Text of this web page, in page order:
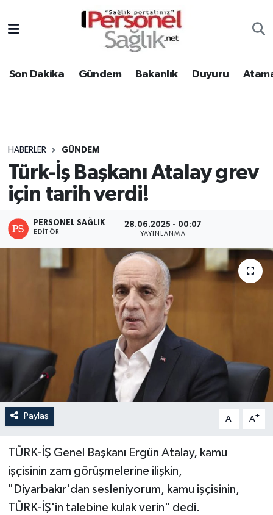
Son Dakika Gündem Bakanlık Duyuru
HABERLER GÜNDEM
Türk-İş Başkanı Atalay grev
için tarih verdi!
PERSONEL SAĞLIK
EDITÖR
28.06.2025 - 00:07
YAYINLANMA
Paylaş A- A+
TÜRK-İŞ Genel Başkanı Ergün Atalay, kamu
işçisinin zam görüşmelerine ilişkin,
"Diyarbakır'dan sesleniyorum, kamu işçisinin,
TÜRK-İŞ'in talebine kulak verin" dedi.
Gündem
Atamalar
Mevzuat
Sendika
Kpss - Sınav
Nöbetçi Eczaneler
Hava Durumu
Tüm Manşetler
Son Dakika Haberleri
Haber Arşivi